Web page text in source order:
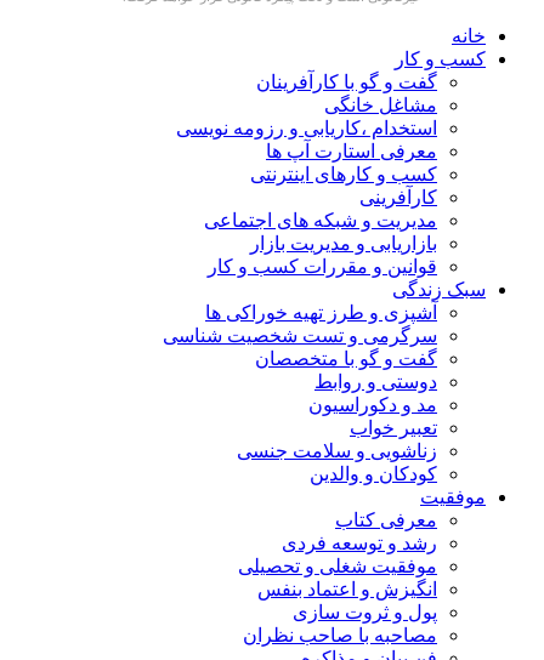
خانه
کسب و کار
گفت و گو با کارآفرینان
مشاغل خانگی
استخدام ،کاریابی و رزومه نویسی
معرفی استارت آپ ها
کسب و کارهای اینترنتی
کارآفرینی
مدیریت و شبکه های اجتماعی
بازاریابی و مدیریت بازار
قوانین و مقررات کسب و کار
سبک زندگی
آشپزی و طرز تهیه خوراکی ها
سرگرمی و تست شخصیت شناسی
گفت و گو با متخصصان
دوستی و روابط
مد و دکوراسیون
تعبیر خواب
زناشویی و سلامت جنسی
کودکان و والدین
موفقیت
معرفی کتاب
رشد و توسعه فردی
موفقیت شغلی و تحصیلی
انگیزش و اعتماد بنفس
پول و ثروت سازی
مصاحبه با صاحب نظران